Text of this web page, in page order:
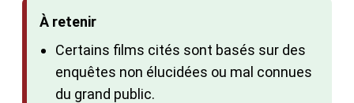
À retenir
Certains films cités sont basés sur des
enquêtes non élucidées ou mal connues
du grand public.